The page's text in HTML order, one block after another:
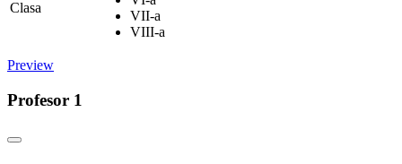
Clasa
VII-a
VIII-a
Preview
Profesor 1